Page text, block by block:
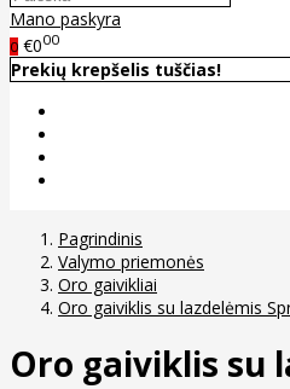
Mano paskyra
0 €000
Prekių krepšelis tuščias!
Pagrindinis
Valymo priemonės
Oro gaivikliai
Oro gaiviklis su lazdelėmis
Oro gaiviklis su